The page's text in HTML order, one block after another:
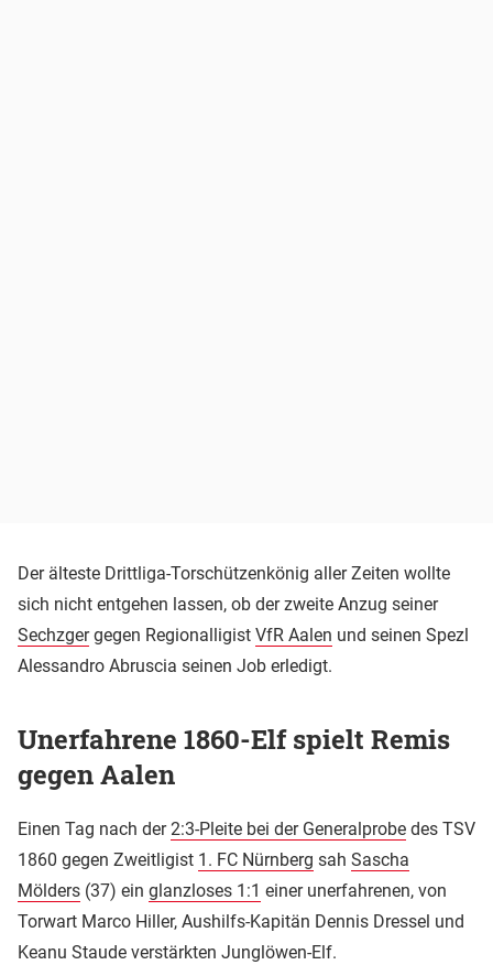
Der älteste Drittliga-Torschützenkönig aller Zeiten wollte
sich nicht entgehen lassen, ob der zweite Anzug seiner
Sechzgergegen Regionalligist VfR Aalen und seinen Spezl
Alessandro Abruscia seinen Job erledigt.
Unerfahrene 1860-Elf spielt Remis
gegen Aalen
Einen Tag nach der2:3-Pleite bei der Generalprobe des TSV
1860 gegen Zweitligist 1. FC Nürnberg sah Sascha
Mölders (37) ein glanzloses 1:1 einer unerfahrenen, von
Torwart Marco Hiller, Aushilfs-Kapitän Dennis Dressel und
Keanu Staude verstärkten Junglöwen-Elf.